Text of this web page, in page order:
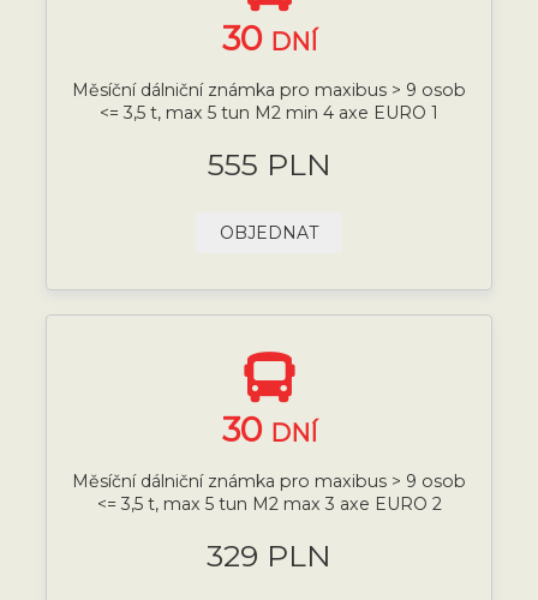
30 DNÍ
Měsíční dálniční známka pro maxibus > 9 osob
<= 3,5 t, max 5 tun M2 min 4 axe EURO 1
555 PLN
OBJEDNAT
30 DNÍ
Měsíční dálniční známka pro maxibus > 9 osob
<= 3,5 t, max 5 tun M2 max 3 axe EURO 2
329 PLN